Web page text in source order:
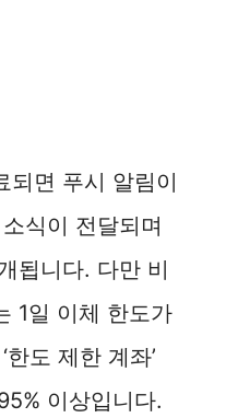
되면 푸시 알림이
식이 전달되며
됩니다. 다만 비
1일 이체 한도가
도 제한 계좌’
이상입니다.